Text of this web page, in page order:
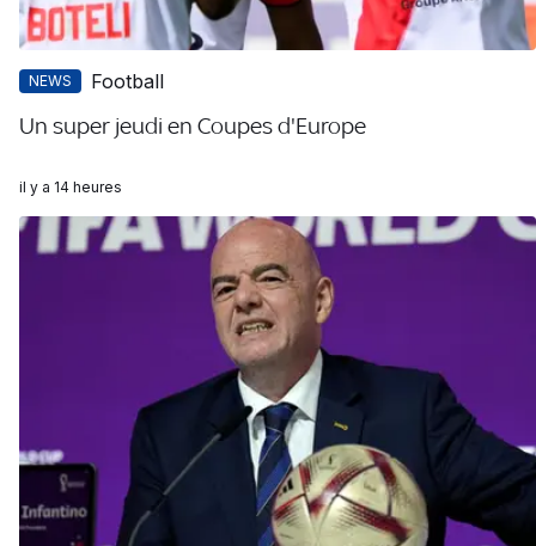
NEWS Football
Un super jeudi en Coupes d'Europe
il y a 14 heures